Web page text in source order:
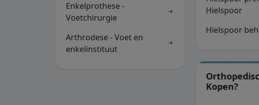
Enkelprothese -
Voetchirurgie
Arthrodese - Voet en
enkelinstituut
Hielspoor
Hielspoor
Kopen?